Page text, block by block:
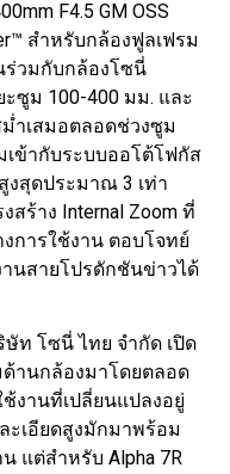
F4.5 GM OSS
สำหรับกล้องฟูลเฟรม
ร่วมกับกล้องโซนี่
ซูม 100-400 มม. และ
ำเสมอตลอดช่วงซูม
ข้ากับระบบออโต้โฟกัส
งสุดประมาณ 3 เท่า
ร้าง Internal Zoom ที่
การใช้งาน ตอบโจทย์
นสายโปรดักชันข่าวได้
ท โซนี่ ไทย จำกัด เปิด
านกล้องมาโดยตลอด
งานที่เปลี่ยนแปลงอยู่
ะเอียดสูงมักมาพร้อม
แต่สำหรับ Alpha 7R